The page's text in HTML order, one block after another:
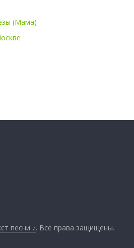
(Мама)
песни ♪. Все права защищены.